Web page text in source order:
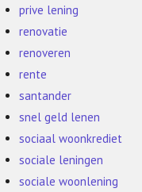
prive lening
renovatie
renoveren
rente
santander
snel geld lenen
sociaal woonkrediet
sociale leningen
sociale woonlening